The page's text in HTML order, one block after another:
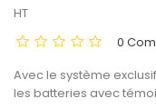
HT
0
Avec le système
les batteries avec